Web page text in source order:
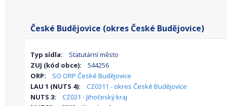
České Budějovice (okres České Budějovice)
Typ sídla:
Statutární město
ZUJ (kód obce):
544256
ORP:
SO ORP České Budějovice
LAU 1 (NUTS 4):
CZ0311 - okres České Budějovice
NUTS 3:
CZ031 - Jihočeský kraj